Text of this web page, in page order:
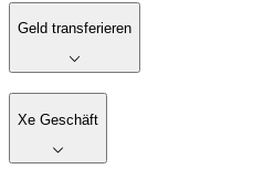
Geld transferieren
Xe Geschäft